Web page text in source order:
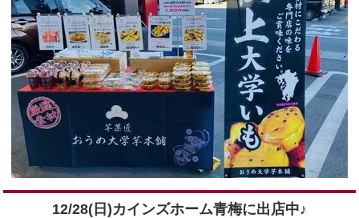
12/28(日)カインズホーム青梅に出店中♪